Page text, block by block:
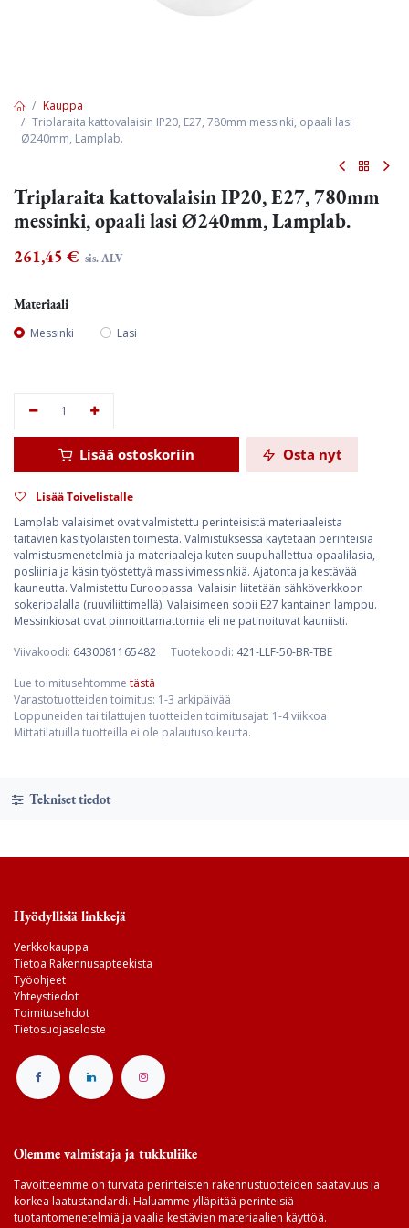
Kauppa
Triplaraita kattovalaisin IP20, E27, 780mm messinki, opaali lasi
Ø240mm, Lamplab.
Triplaraita kattovalaisin IP20, E27, 780mm
messinki, opaali lasi Ø240mm, Lamplab.
261,45 € sis. ALV
Materiaali
Messinki Lasi
Lisää ostoskoriin Osta nyt
Lisää Toivelistalle
Lamplab valaisimet ovat valmistettu perinteisistä materiaaleista
taitavien käsityöläisten toimesta. Valmistuksessa käytetään perinteisiä
valmistusmenetelmiä ja materiaaleja kuten suupuhallettua opaalilasia,
posliinia ja käsin työstettyä massiivimessinkiä. Ajatonta ja kestävää
kauneutta. Valmistettu Euroopassa. Valaisin liitetään sähköverkkoon
sokeripalalla (ruuviliittimellä). Valaisimeen sopii E27 kantainen lamppu.
Messinkiosat ovat pinnoittamattomia eli ne patinoituvat kauniisti.
Viivakoodi: 6430081165482 Tuotekoodi: 421-LLF-50-BR-TBE
Lue toimitusehtomme tästä
Varastotuotteiden toimitus: 1-3 arkipäivää
Loppuneiden tai tilattujen tuotteiden toimitusajat: 1-4 viikkoa
Mittatilatuilla tuotteilla ei ole palautusoikeutta.
Tekniset tiedot
Hyödyllisiä linkkejä
Verkkokauppa
Tietoa Rakennusapteekista
Työohjeet
Yhteystiedot
Toimitusehdot
Tietosuojaseloste
Olemme valmistaja ja tukkuliike
Tavoitteemme on turvata perinteisten rakennustuotteiden saatavuus ja
korkea laatustandardi. Haluamme ylläpitää perinteisiä
tuotantomenetelmiä ja vaalia kestävien materiaalien käyttöä.